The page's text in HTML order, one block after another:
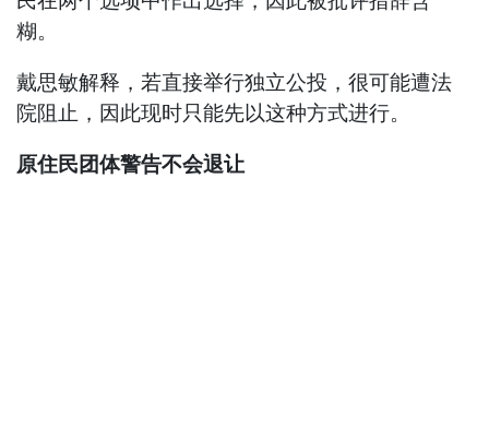
糊。
戴思敏解释，若直接举行独立公投，很可能遭法
院阻止，因此现时只能先以这种方式进行。
原住民团体警告不会退让